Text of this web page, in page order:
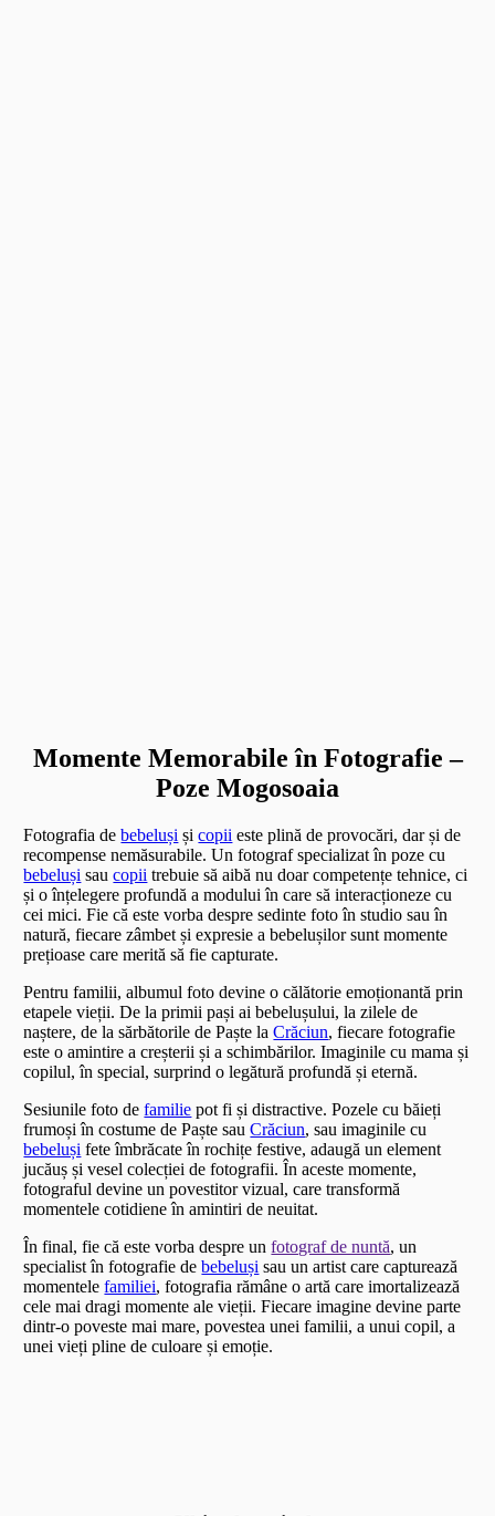
Momente Memorabile în Fotografie –
Poze Mogosoaia
Fotografia debebeluși șicopii este plină de provocări, dar și de
recompense nemăsurabile. Un fotograf specializat în poze cu
bebeluși saucopii trebuie să aibă nu doar competențe tehnice, ci
și o înțelegere profundă a modului în care să interacționeze cu
cei mici. Fie că este vorba despre sedinte foto în studio sau în
natură, fiecare zâmbet și expresie a bebelușilor sunt momente
prețioase care merită să fie capturate.
Pentru familii, albumul foto devine o călătorie emoționantă prin
etapele vieții. De la primii pași ai bebelușului, la zilele de
naștere, de la sărbătorile de Paște laCrăciun, fiecare fotografie
este o amintire a creșterii și a schimbărilor. Imaginile cu mama și
copilul, în special, surprind o legătură profundă și eternă.
Sesiunile foto defamilie pot fi și distractive. Pozele cu băieți
frumoși în costume de Paște sauCrăciun, sau imaginile cu
bebeluși fete îmbrăcate în rochițe festive, adaugă un element
jucăuș și vesel colecției de fotografii. În aceste momente,
fotograful devine un povestitor vizual, care transformă
momentele cotidiene în amintiri de neuitat.
În final, fie că este vorba despre unfotograf de nuntă, un
specialist în fotografie debebeluși sau un artist care capturează
momentelefamiliei, fotografia rămâne o artă care imortalizează
cele mai dragi momente ale vieții. Fiecare imagine devine parte
dintr-o poveste mai mare, povestea unei familii, a unui copil, a
unei vieți pline de culoare și emoție.